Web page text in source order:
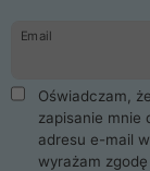
Email
Oświadczam,
zapisanie mnie
adresu e-mail
wyrażam